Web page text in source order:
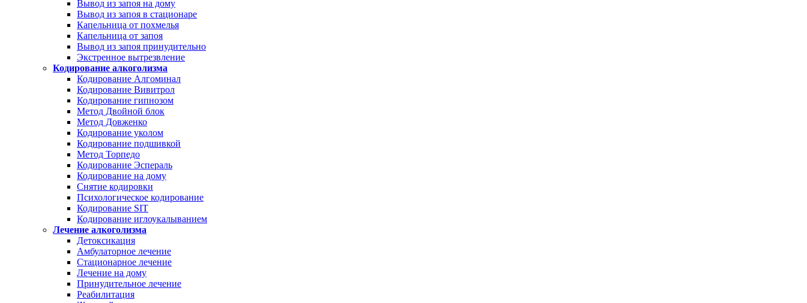
Вывод из запоя на дому
Вывод из запоя в стационаре
Капельница от похмелья
Капельница от запоя
Вывод из запоя принудительно
Экстренное вытрезвление
Кодирование алкоголизма
Кодирование Алгоминал
Кодирование Вивитрол
Кодирование гипнозом
Метод Двойной блок
Метод Довженко
Кодирование уколом
Кодирование подшивкой
Метод Торпедо
Кодирование Эспераль
Кодирование на дому
Снятие кодировки
Психологическое кодирование
Кодирование SIT
Кодирование иглоукалыванием
Лечение алкоголизма
Детоксикация
Амбулаторное лечение
Стационарное лечение
Лечение на дому
Принудительное лечение
Реабилитация